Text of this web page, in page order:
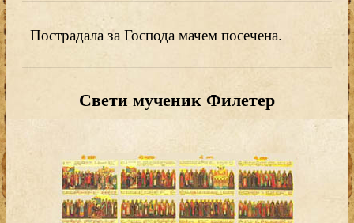
Пострадала за Господа мачем посечена.
Свети мученик Филетер